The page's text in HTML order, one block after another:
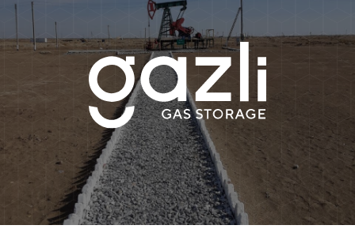
производства компании Siemens Energy –
мирового лидера в области поставки
продуктов, решений, систем и технологий
для добычи, переработки и
транспортировки нефти и газа,
производства энергии и тепла
Постоянно повышаем уровень знаний и
обеспечиваем промышленную
безопасность, охрану труда и окружающей
среды.